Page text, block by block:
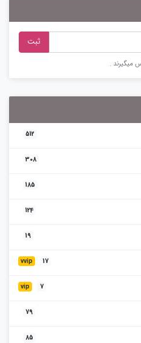
ثبت
میگیرند .
512
308
185
124
19
vvip 17
vip 7
79
85